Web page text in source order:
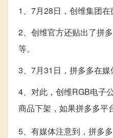
1、7月28日，创维集团
2、创维官方还贴出了拼
等。
3、7月31日，拼多多在媒
4、对此，创维RGB电子
商品下架，如果拼多多平
5、有媒体注意到，拼多